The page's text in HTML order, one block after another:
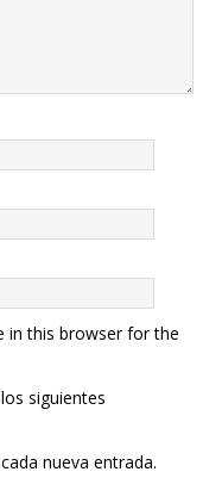
in this browser for the
siguientes
nueva entrada.